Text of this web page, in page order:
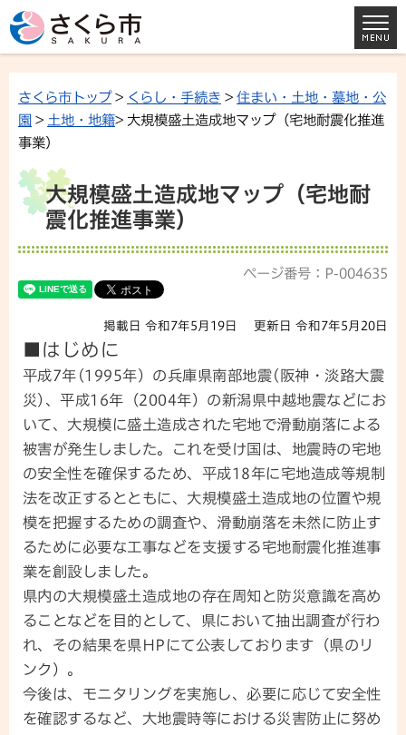
さくら市トップ> くらし・手続き > 住まい・土地・墓地・公
園 > 土地・地籍> 大規模盛土造成地マップ（宅地耐震化推進
事業）
大規模盛土造成地マップ（宅地耐
震化推進事業）
ページ番号：P-004635
掲載日 令和7年5月19日 更新日 令和7年5月20日
■はじめに
平成7年(1995年）の兵庫県南部地震(阪神・淡路大震
災)、平成16年（2004年）の新潟県中越地震などにお
いて、大規模に盛土造成された宅地で滑動崩落による
被害が発生しました。これを受け国は、地震時の宅地
の安全性を確保するため、平成18年に宅地造成等規制
法を改正するとともに、大規模盛土造成地の位置や規
模を把握するための調査や、滑動崩落を未然に防止す
るために必要な工事などを支援する宅地耐震化推進事
業を創設しました。
県内の大規模盛土造成地の存在周知と防災意識を高め
ることなどを目的として、県において抽出調査が行わ
れ、その結果を県HPにて公表しております（県のリ
ンク）。
今後は、モニタリングを実施し、必要に応じて安全性
を確認するなど、大地震時等における災害防止に努め